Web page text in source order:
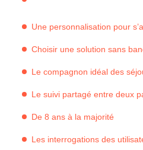
Une personnalisation pour
Choisir une solution sans
Le compagnon idéal des
Le suivi partagé entre deux
De 8 ans à la majorité
Les interrogations des